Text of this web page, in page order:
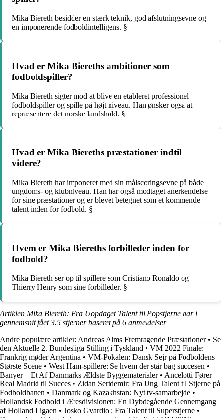
Mika Biereth besidder en stærk teknik, god afslutningsevne og
en imponerende fodboldintelligens. §
Hvad er Mika Biereths ambitioner som
fodboldspiller?
Mika Biereth sigter mod at blive en etableret professionel
fodboldspiller og spille på højt niveau. Han ønsker også at
repræsentere det norske landshold. §
Hvad er Mika Biereths præstationer indtil
videre?
Mika Biereth har imponeret med sin målscoringsevne på både
ungdoms- og klubniveau. Han har også modtaget anerkendelse
for sine præstationer og er blevet betegnet som et kommende
talent inden for fodbold. §
Hvem er Mika Biereths forbilleder inden for
fodbold?
Mika Biereth ser op til spillere som Cristiano Ronaldo og
Thierry Henry som sine forbilleder. §
Artiklen Mika Biereth: Fra Uopdaget Talent til Popstjerne har i
gennemsnit fået3.5 stjerner baseret på 6 anmeldelser
Andre populære artikler: Andreas Alms Fremragende Præstationer• Se
den Aktuelle 2. Bundesliga Stilling i Tyskland • VM 2022 Finale:
Frankrig møder Argentina • VM-Pokalen: Dansk Sejr på Fodboldens
Største Scene • West Ham-spillere: Se hvem der står bag succesen •
Banyer – Et Af Danmarks Ældste Byggematerialer• Ancelotti Fører
Real Madrid til Succes • Zidan Sertdemir: Fra Ung Talent til Stjerne på
Fodboldbanen • Danmark og Kazakhstan: Nyt tv-samarbejde •
Hollandsk Fodbold i Æresdivisionen: En Dybdegående Gennemgang
af Holland Ligaen • Josko Gvardiol: Fra Talent til Superstjerne •